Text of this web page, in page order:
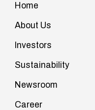
Home
About Us
Investors
Sustainability
Newsroom
Career